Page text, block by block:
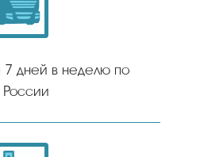
7 дней в неделю по